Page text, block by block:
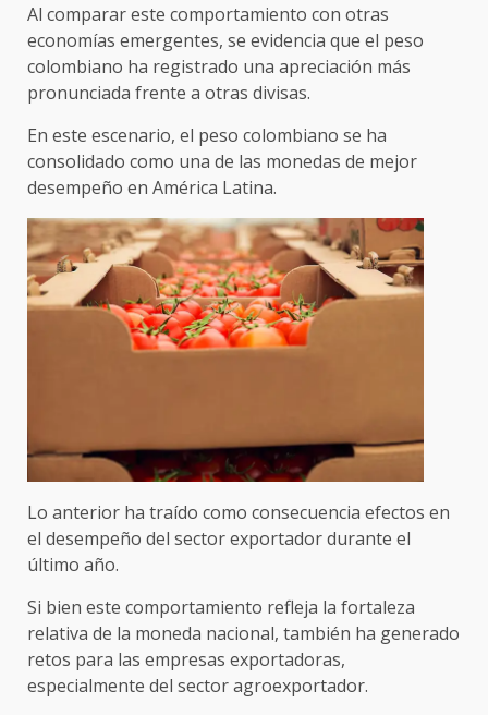
Al comparar este comportamiento con otras
economías emergentes, se evidencia que el peso
colombiano ha registrado una apreciación más
pronunciada frente a otras divisas.
En este escenario, el peso colombiano se ha
consolidado como una de las monedas de mejor
desempeño en América Latina.
Lo anterior ha traído como consecuencia efectos en
el desempeño del sector exportador durante el
último año.
Si bien este comportamiento refleja la fortaleza
relativa de la moneda nacional, también ha generado
retos para las empresas exportadoras,
especialmente del sector agroexportador.